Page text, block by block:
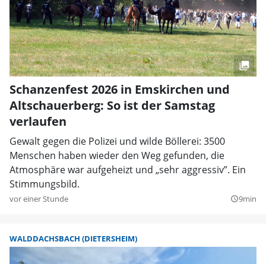
Schanzenfest 2026 in Emskirchen und
Altschauerberg: So ist der Samstag
verlaufen
Gewalt gegen die Polizei und wilde Böllerei: 3500
Menschen haben wieder den Weg gefunden, die
Atmosphäre war aufgeheizt und „sehr aggressiv”. Ein
Stimmungsbild.
vor einer Stunde query_builder9min
WALDDACHSBACH (DIETERSHEIM)